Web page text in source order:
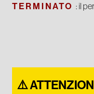
TERMINATO : il
⚠️​